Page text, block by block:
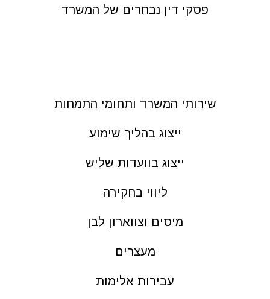
פסקי דין נבחרים של המשרד
שירותי המשרד ותחומי התמחות
ייצוג בהליך שימוע
ייצוג בוועדות שליש
ליווי בחקירה
מיסים וצווארון לבן
מעצרים
עבירות אלימות